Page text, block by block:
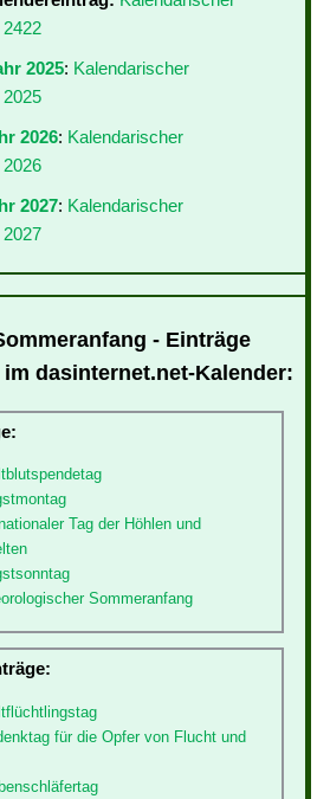
2025: Kalendarischer
2026: Kalendarischer
2027: Kalendarischer
- Einträge
dasinternet.net-Kalender:
Tag der Höhlen und
Sommeranfang
für die Opfer von Flucht und